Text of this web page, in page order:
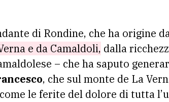
di Rondine, che ha origine
e da Camaldoli, dalla
– che ha saputo
, che sul monte de La
le ferite del dolore di tutta